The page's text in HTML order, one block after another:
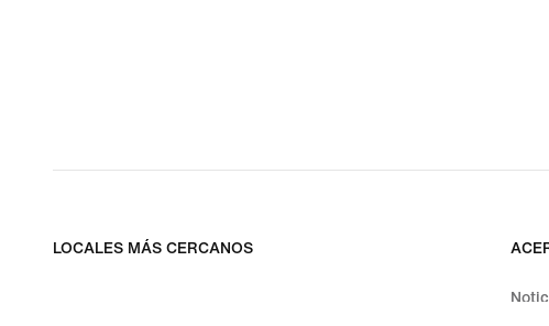
LOCALES MÁS CERCANOS